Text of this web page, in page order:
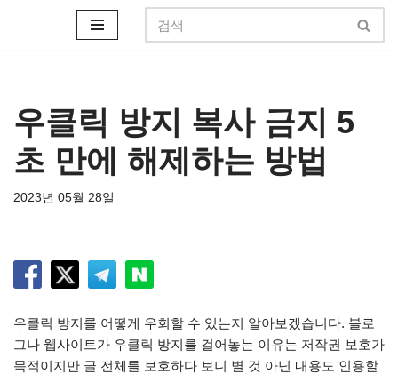
로
너
뛰
기
우클릭 방지 복사 금지 5
초 만에 해제하는 방법
2023년 05월 28일
우클릭 방지를 어떻게 우회할 수 있는지 알아보겠습니다. 블로
그나 웹사이트가 우클릭 방지를 걸어놓는 이유는 저작권 보호가
목적이지만 글 전체를 보호하다 보니 별 것 아닌 내용도 인용할